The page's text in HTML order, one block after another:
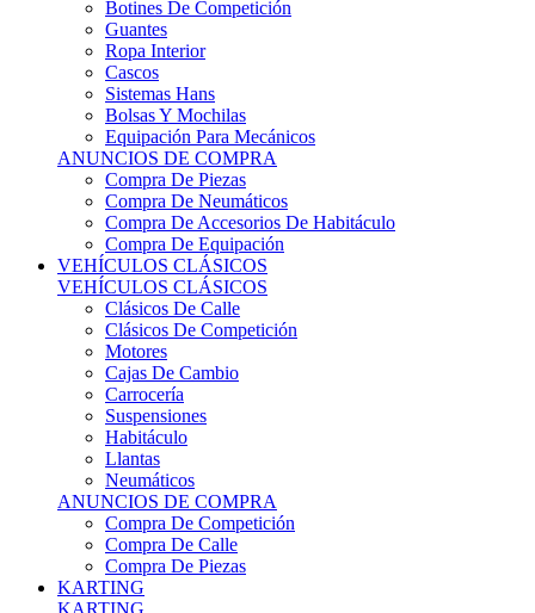
Botines De Competición
Guantes
Ropa Interior
Cascos
Sistemas Hans
Bolsas Y Mochilas
Equipación Para Mecánicos
ANUNCIOS DE COMPRA
Compra De Piezas
Compra De Neumáticos
Compra De Accesorios De Habitáculo
Compra De Equipación
VEHÍCULOS CLÁSICOS
VEHÍCULOS CLÁSICOS
Clásicos De Calle
Clásicos De Competición
Motores
Cajas De Cambio
Carrocería
Suspensiones
Habitáculo
Llantas
Neumáticos
ANUNCIOS DE COMPRA
Compra De Competición
Compra De Calle
Compra De Piezas
KARTING
KARTING